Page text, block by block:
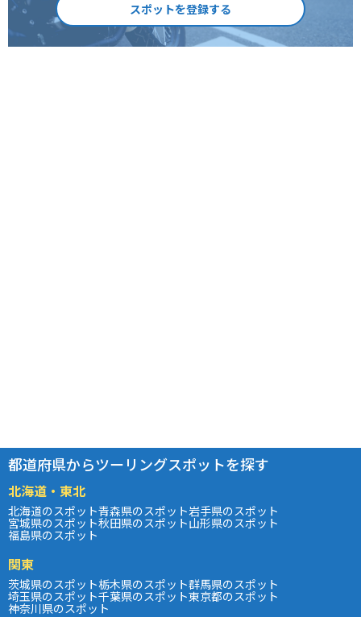
スポットを登録する
都道府県からツーリングスポットを探す
北海道・東北
北海道のスポット青森県のスポット岩手県のスポット
宮城県のスポット秋田県のスポット山形県のスポット
福島県のスポット
関東
茨城県のスポット栃木県のスポット群馬県のスポット
埼玉県のスポット千葉県のスポット東京都のスポット
神奈川県のスポット